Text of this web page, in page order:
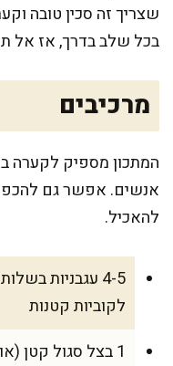
שצריך זה סכין טובה
בכל שלב בדרך, אז אל
מרכיבים
אנשים. אפשר גם
להאכיל.
לקוביות קטנות
1 בצל סגול קטן (או לבן, אם מעדיפים), קצוץ דק